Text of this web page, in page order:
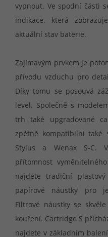
vypnout. Ve spodní části
indikace, která
aktuální stav baterie.
Zajímavým prvkem je
přívodu vzduchu pro
Díky tomu se posouvá
level. Společně s
trh také upgradované
zpětně kompatibilní také
Stylus a Wenax S-C.
přítomnost
najdete tradiční
papírové náustky pro
Filtrové náustky se
kouření. Cartridge S
najdete v základním